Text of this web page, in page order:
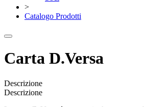
>
Catalogo Prodotti
Carta D.Versa
Descrizione
Descrizione